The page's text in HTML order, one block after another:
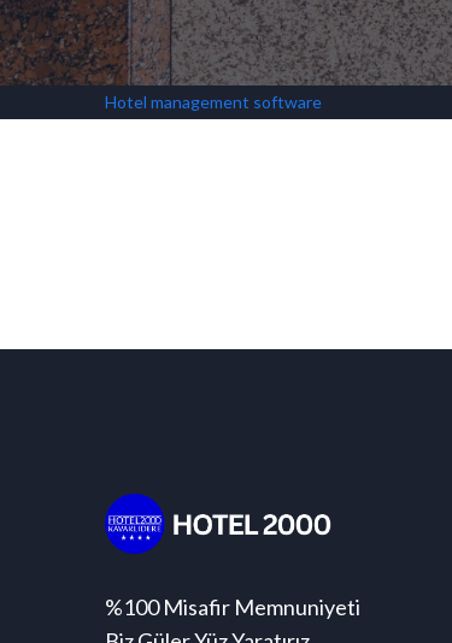
Hotel management software
%100 Misafir Memnuniyeti